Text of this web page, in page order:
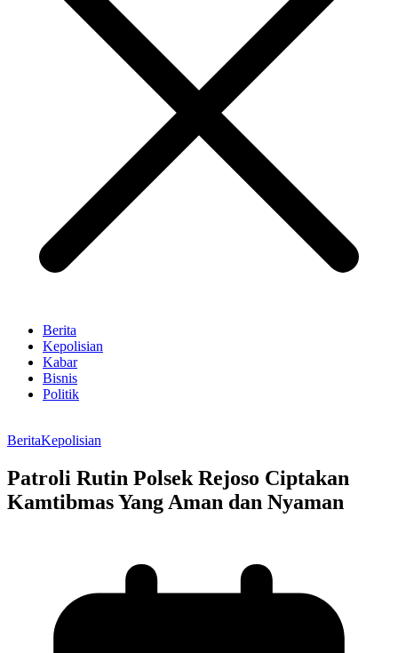
Berita
Kepolisian
Kabar
Bisnis
Politik
BeritaKepolisian
Patroli Rutin Polsek Rejoso Ciptakan
Kamtibmas Yang Aman dan Nyaman